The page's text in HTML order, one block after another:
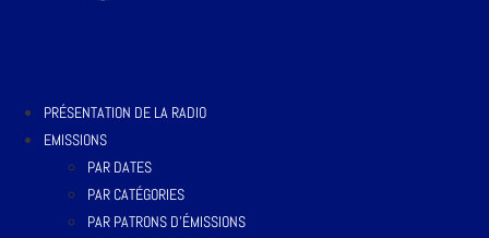
PRÉSENTATION DE LA RADIO
EMISSIONS
PAR DATES
PAR CATÉGORIES
PAR PATRONS D’ÉMISSIONS